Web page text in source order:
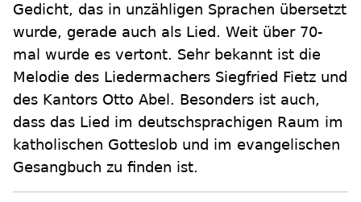
Gedicht, das in unzähligen Sprachen übersetzt
wurde, gerade auch als Lied. Weit über 70-
mal wurde es vertont. Sehr bekannt ist die
Melodie des Liedermachers Siegfried Fietz und
des Kantors Otto Abel. Besonders ist auch,
dass das Lied im deutschsprachigen Raum im
katholischen Gotteslob und im evangelischen
Gesangbuch zu finden ist.